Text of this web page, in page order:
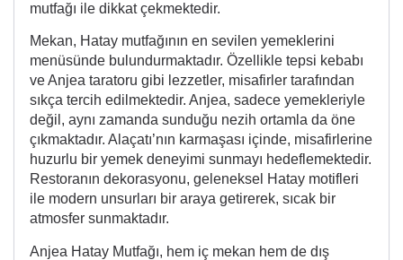
mutfağı ile dikkat çekmektedir.
Mekan, Hatay mutfağının en sevilen yemeklerini
menüsünde bulundurmaktadır. Özellikle tepsi kebabı
ve Anjea taratoru gibi lezzetler, misafirler tarafından
sıkça tercih edilmektedir. Anjea, sadece yemekleriyle
değil, aynı zamanda sunduğu nezih ortamla da öne
çıkmaktadır. Alaçatı’nın karmaşası içinde, misafirlerine
huzurlu bir yemek deneyimi sunmayı hedeflemektedir.
Restoranın dekorasyonu, geleneksel Hatay motifleri
ile modern unsurları bir araya getirerek, sıcak bir
atmosfer sunmaktadır.
Anjea Hatay Mutfağı, hem iç mekan hem de dış